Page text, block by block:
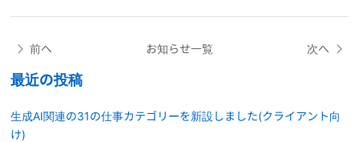
前へ お知らせ一覧 次へ
最近の投稿
生成AI関連の31の仕事カテゴリーを新設しました(クライアント向
け)